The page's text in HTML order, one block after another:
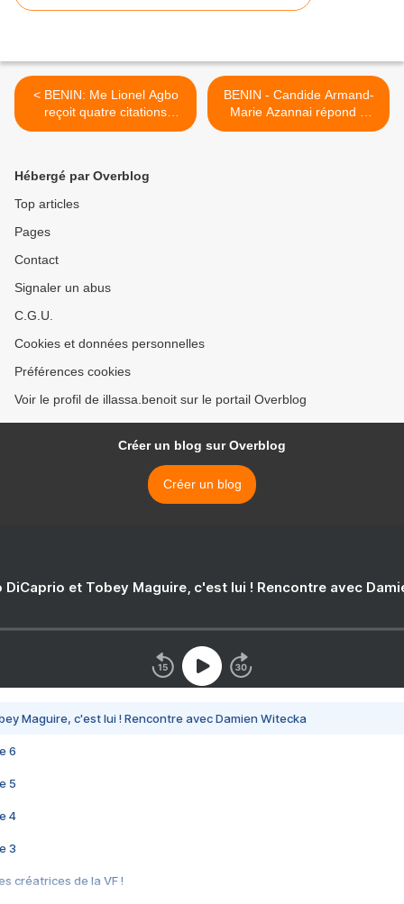
< BENIN: Me Lionel Agbo
reçoit quatre citations
directes du Palais de la
BENIN - Candide Armand-
Marie Azannai répond à
Benoît ILLASSA et livre une
Hébergé par Overblog
Top articles
Pages
Contact
Signaler un abus
C.G.U.
Cookies et données personnelles
Préférences cookies
Voir le profil de illassa.benoit sur le portail Overblog
Créer un blog sur Overblog
Créer un blog
DiCaprio et Tobey Maguire, c'est lui ! Rencontre avec
Maguire, c'est lui ! Rencontre avec Damien Witecka
6
5
4
3
créatrices de la VF !